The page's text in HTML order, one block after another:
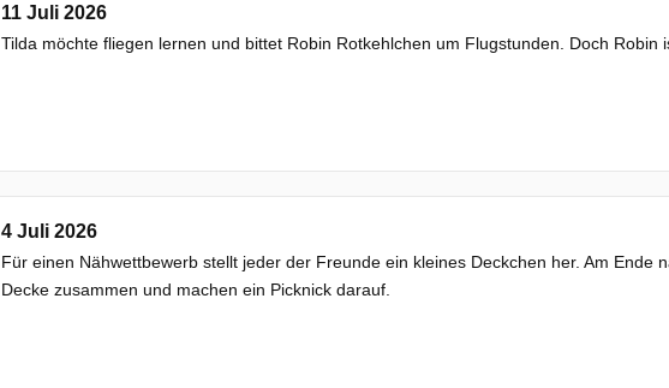
11 Juli 2026
Tilda möchte fliegen lernen und bittet Robin Rotkehlchen um Flugstunden. Doch Robin
4 Juli 2026
Für einen Nähwettbewerb stellt jeder der Freunde ein kleines Deckchen her. Am Ende
Decke zusammen und machen ein Picknick darauf.